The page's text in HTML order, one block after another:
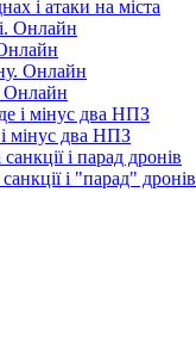
і атаки на міста
Онлайн
мінус два НПЗ
і "парад" дронів